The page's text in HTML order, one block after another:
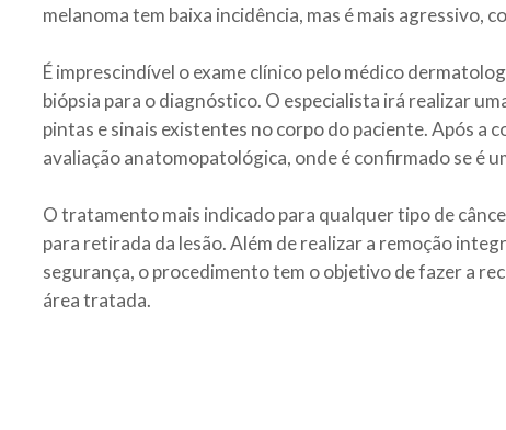
melanoma tem baixa incidência, mas é mais agressivo,
É imprescindível o exame clínico pelo médico
biópsia para o diagnóstico. O especialista irá realizar
pintas e sinais existentes no corpo do paciente. Após a
avaliação anatomopatológica, onde é confirmado se é
O tratamento mais indicado para qualquer tipo de
para retirada da lesão. Além de realizar a remoção
segurança, o procedimento tem o objetivo de fazer a
área tratada.